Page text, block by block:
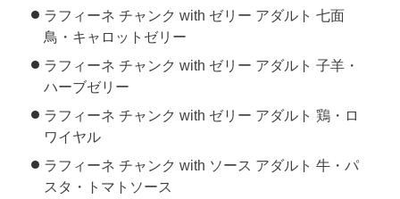
ラフィーネ チャンク with ゼリー アダルト 七面
鳥・キャロットゼリー
ラフィーネ チャンク with ゼリー アダルト 子羊・
ハーブゼリー
ラフィーネ チャンク with ゼリー アダルト 鶏・ロ
ワイヤル
ラフィーネ チャンク with ソース アダルト 牛・パ
スタ・トマトソース